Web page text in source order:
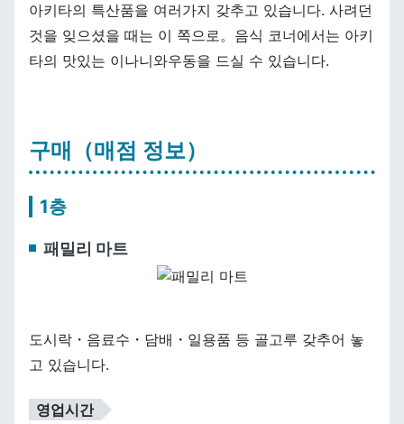
아키타의 특산품을 여러가지 갖추고 있습니다. 사려던
것을 잊으셨을 때는 이 쪽으로。음식 코너에서는 아키
타의 맛있는 이나니와우동을 드실 수 있습니다.
구매（매점 정보）
1층
패밀리 마트
도시락・음료수・담배・일용품 등 골고루 갖추어 놓
고 있습니다.
영업시간